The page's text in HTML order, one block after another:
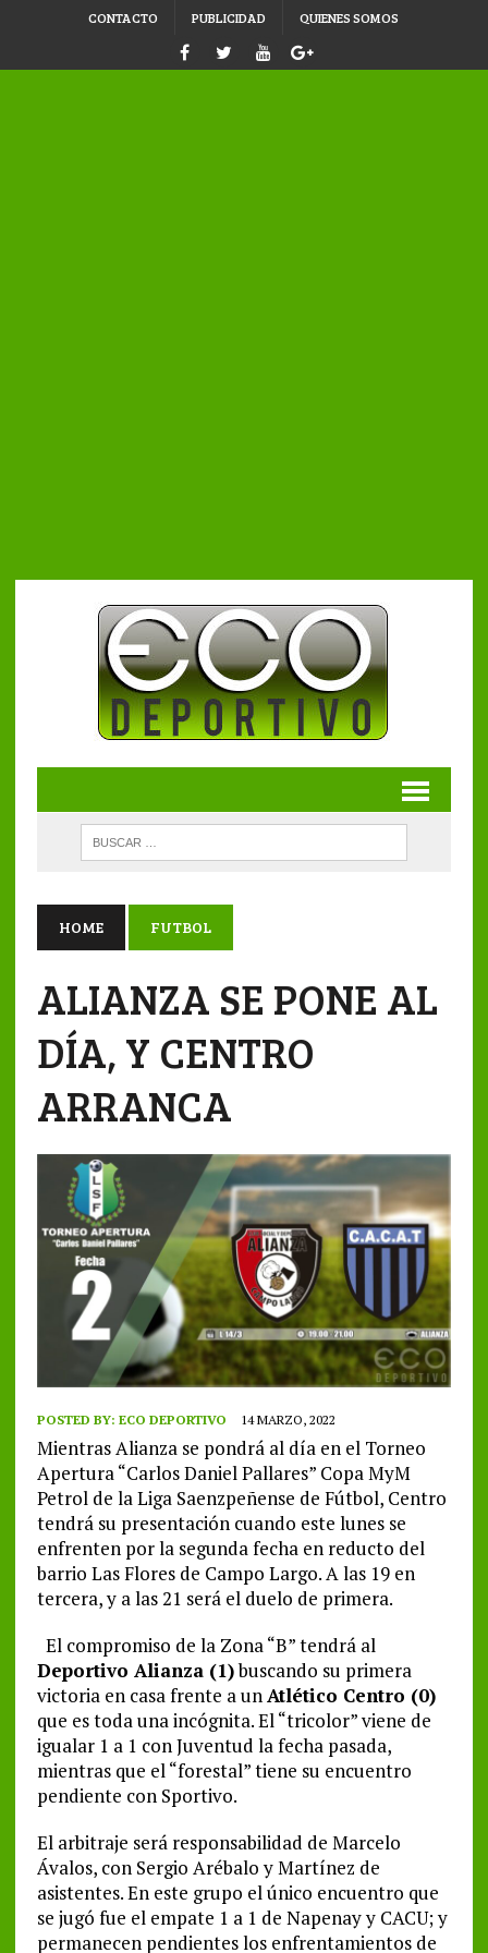
CONTACTO PUBLICIDAD QUIENES SOMOS
HOME FUTBOL
ALIANZA SE PONE AL
DÍA, Y CENTRO
ARRANCA
POSTED BY: ECO DEPORTIVO 14 MARZO, 2022
Mientras Alianza se pondrá al día en el Torneo
Apertura “Carlos Daniel Pallares” Copa MyM
Petrol de la Liga Saenzpeñense de Fútbol, Centro
tendrá su presentación cuando este lunes se
enfrenten por la segunda fecha en reducto del
barrio Las Flores de Campo Largo. A las 19 en
tercera, y a las 21 será el duelo de primera.
El compromiso de la Zona “B” tendrá al
Deportivo Alianza (1)buscando su primera
victoria en casa frente a unAtlético Centro (0)
que es toda una incógnita. El “tricolor” viene de
igualar 1 a 1 con Juventud la fecha pasada,
mientras que el “forestal” tiene su encuentro
pendiente con Sportivo.
El arbitraje será responsabilidad de Marcelo
Ávalos, con Sergio Arébalo y Martínez de
asistentes. En este grupo el único encuentro que
se jugó fue el empate 1 a 1 de Napenay y CACU; y
permanecen pendientes los enfrentamientos de